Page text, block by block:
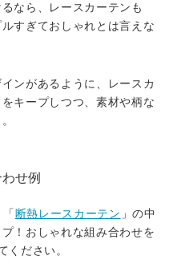
なら、レースカーテンも
すぎておしゃれとは言えな
ンがあるように、レースカ
キープしつつ、素材や柄な
せ例
「 断熱レースカーテン 」の中
！おしゃれな組み合わせを
ください。